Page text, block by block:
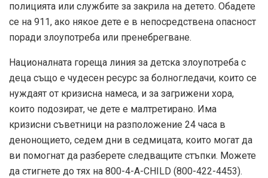
полицията или службите за закрила на детето. Обадете
се на 911, ако някое дете е в непосредствена опасност
поради злоупотреба или пренебрегване.
Националната гореща линия за детска злоупотреба с
деца също е чудесен ресурс за болногледачи, които се
нуждаят от кризисна намеса, и за загрижени хора,
които подозират, че дете е малтретирано. Има
кризисни съветници на разположение 24 часа в
денонощието, седем дни в седмицата, които могат да
ви помогнат да разберете следващите стъпки. Можете
да стигнете до тях на 800-4-A-CHILD (800-422-4453).